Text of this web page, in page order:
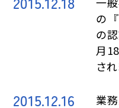
の
の
月
さ
2015.12.16
業